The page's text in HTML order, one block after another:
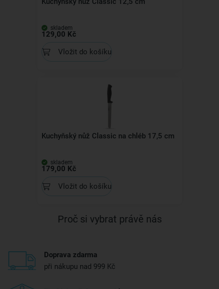
skladem
129,00 Kč
Vložit do košíku
Kuchyňský nůž Classic na chléb 17,5 cm
skladem
179,00 Kč
Vložit do košíku
Proč si vybrat právě nás
Doprava zdarma
při nákupu nad 999 Kč